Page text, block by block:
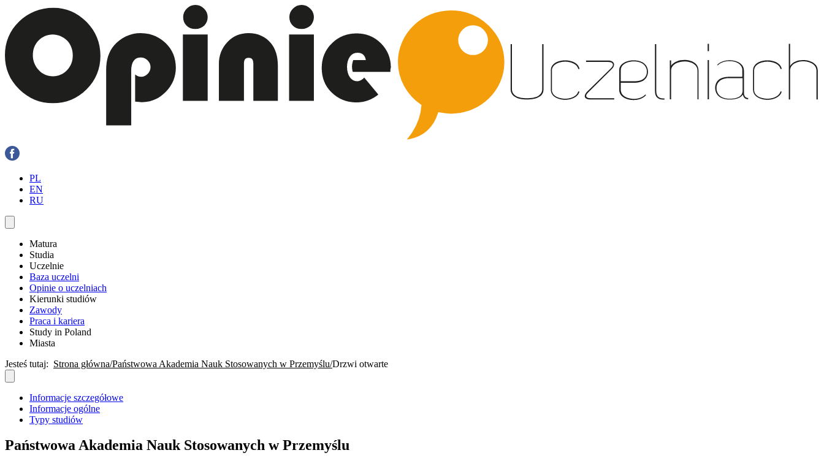
PL
EN
RU
Matura
Studia
Uczelnie
Baza uczelni
Opinie o uczelniach
Kierunki studiów
Zawody
Praca i kariera
Study in Poland
Miasta
Jesteś tutaj: Strona główna Państwowa Akademia Nauk Stosowanych w Przemyślu Drzwi otwarte
Informacje szczegółowe
Informacje ogólne
Typy studiów
Państwowa Akademia Nauk Stosowanych w Przemyślu